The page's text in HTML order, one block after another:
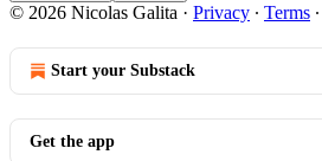
© 2026 Nicolas Galita · Privacy ∙ Terms ∙
Start your Substack
Get the app